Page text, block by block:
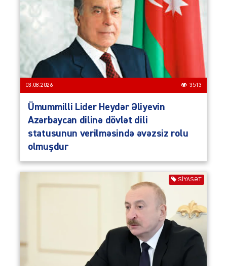
03.08.2026 3513
Ümummilli Lider Heydər Əliyevin
Azərbaycan dilinə dövlət dili
statusunun verilməsində əvəzsiz rolu
olmuşdur
SIYASƏT